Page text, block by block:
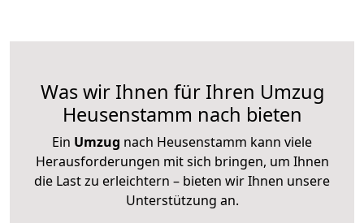
Was wir Ihnen für Ihren Umzug
Heusenstamm nach bieten
Ein Umzug nach Heusenstamm kann viele
Herausforderungen mit sich bringen, um Ihnen
die Last zu erleichtern – bieten wir Ihnen unsere
Unterstützung an.